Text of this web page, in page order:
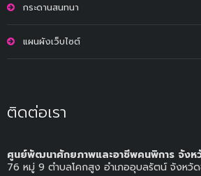
กระดานสนทนา
แผนผังเว็บไซต์
ติดต่อเรา
ศูนย์พัฒนาศักยภาพและอาชีพคนพิการ จังห
76 หมู่ 9 ตำบลโคกสูง อำเภออุบลรัตน์ จังห